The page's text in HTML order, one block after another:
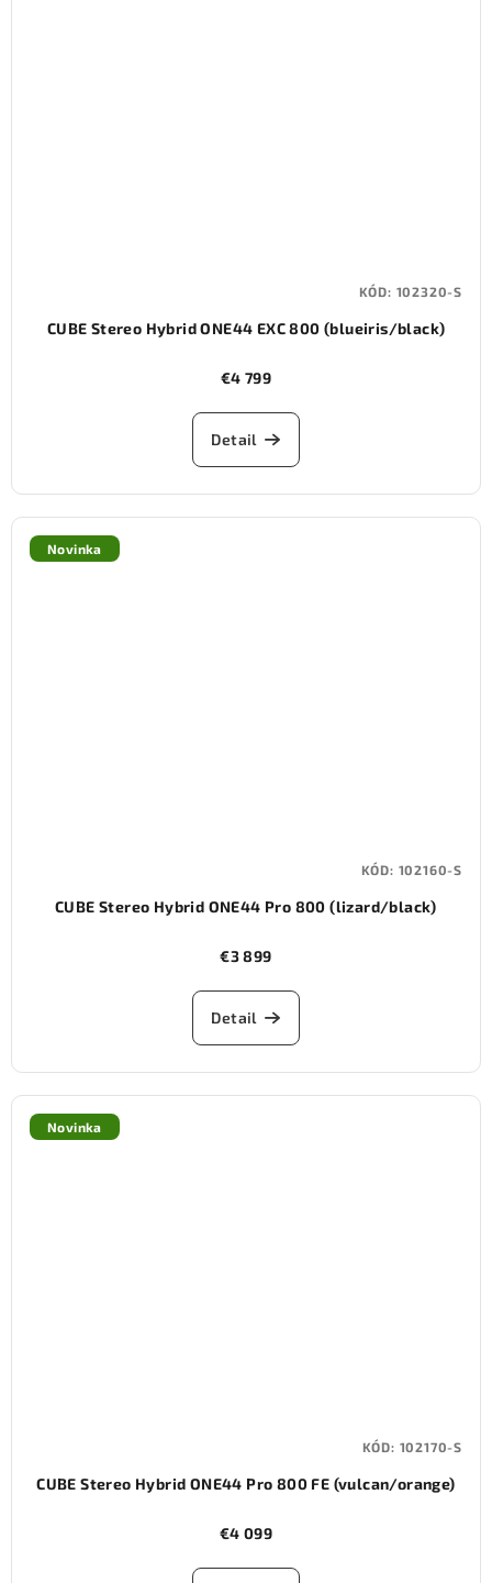
CUBE Stereo Hybrid ONE44 EXC 800 (blueiris/black)
€4 799
Detail
KÓD: 102320-S
Novinka
CUBE Stereo Hybrid ONE44 Pro 800 (lizard/black)
€3 899
Detail
KÓD: 102160-S
Novinka
CUBE Stereo Hybrid ONE44 Pro 800 FE (vulcan/orange)
€4 099
KÓD: 102170-S